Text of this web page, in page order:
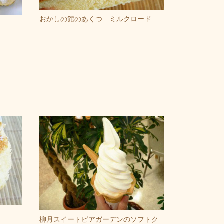
おかしの館のあくつ ミルクロード
柳月スイートピアガーデンのソフトク